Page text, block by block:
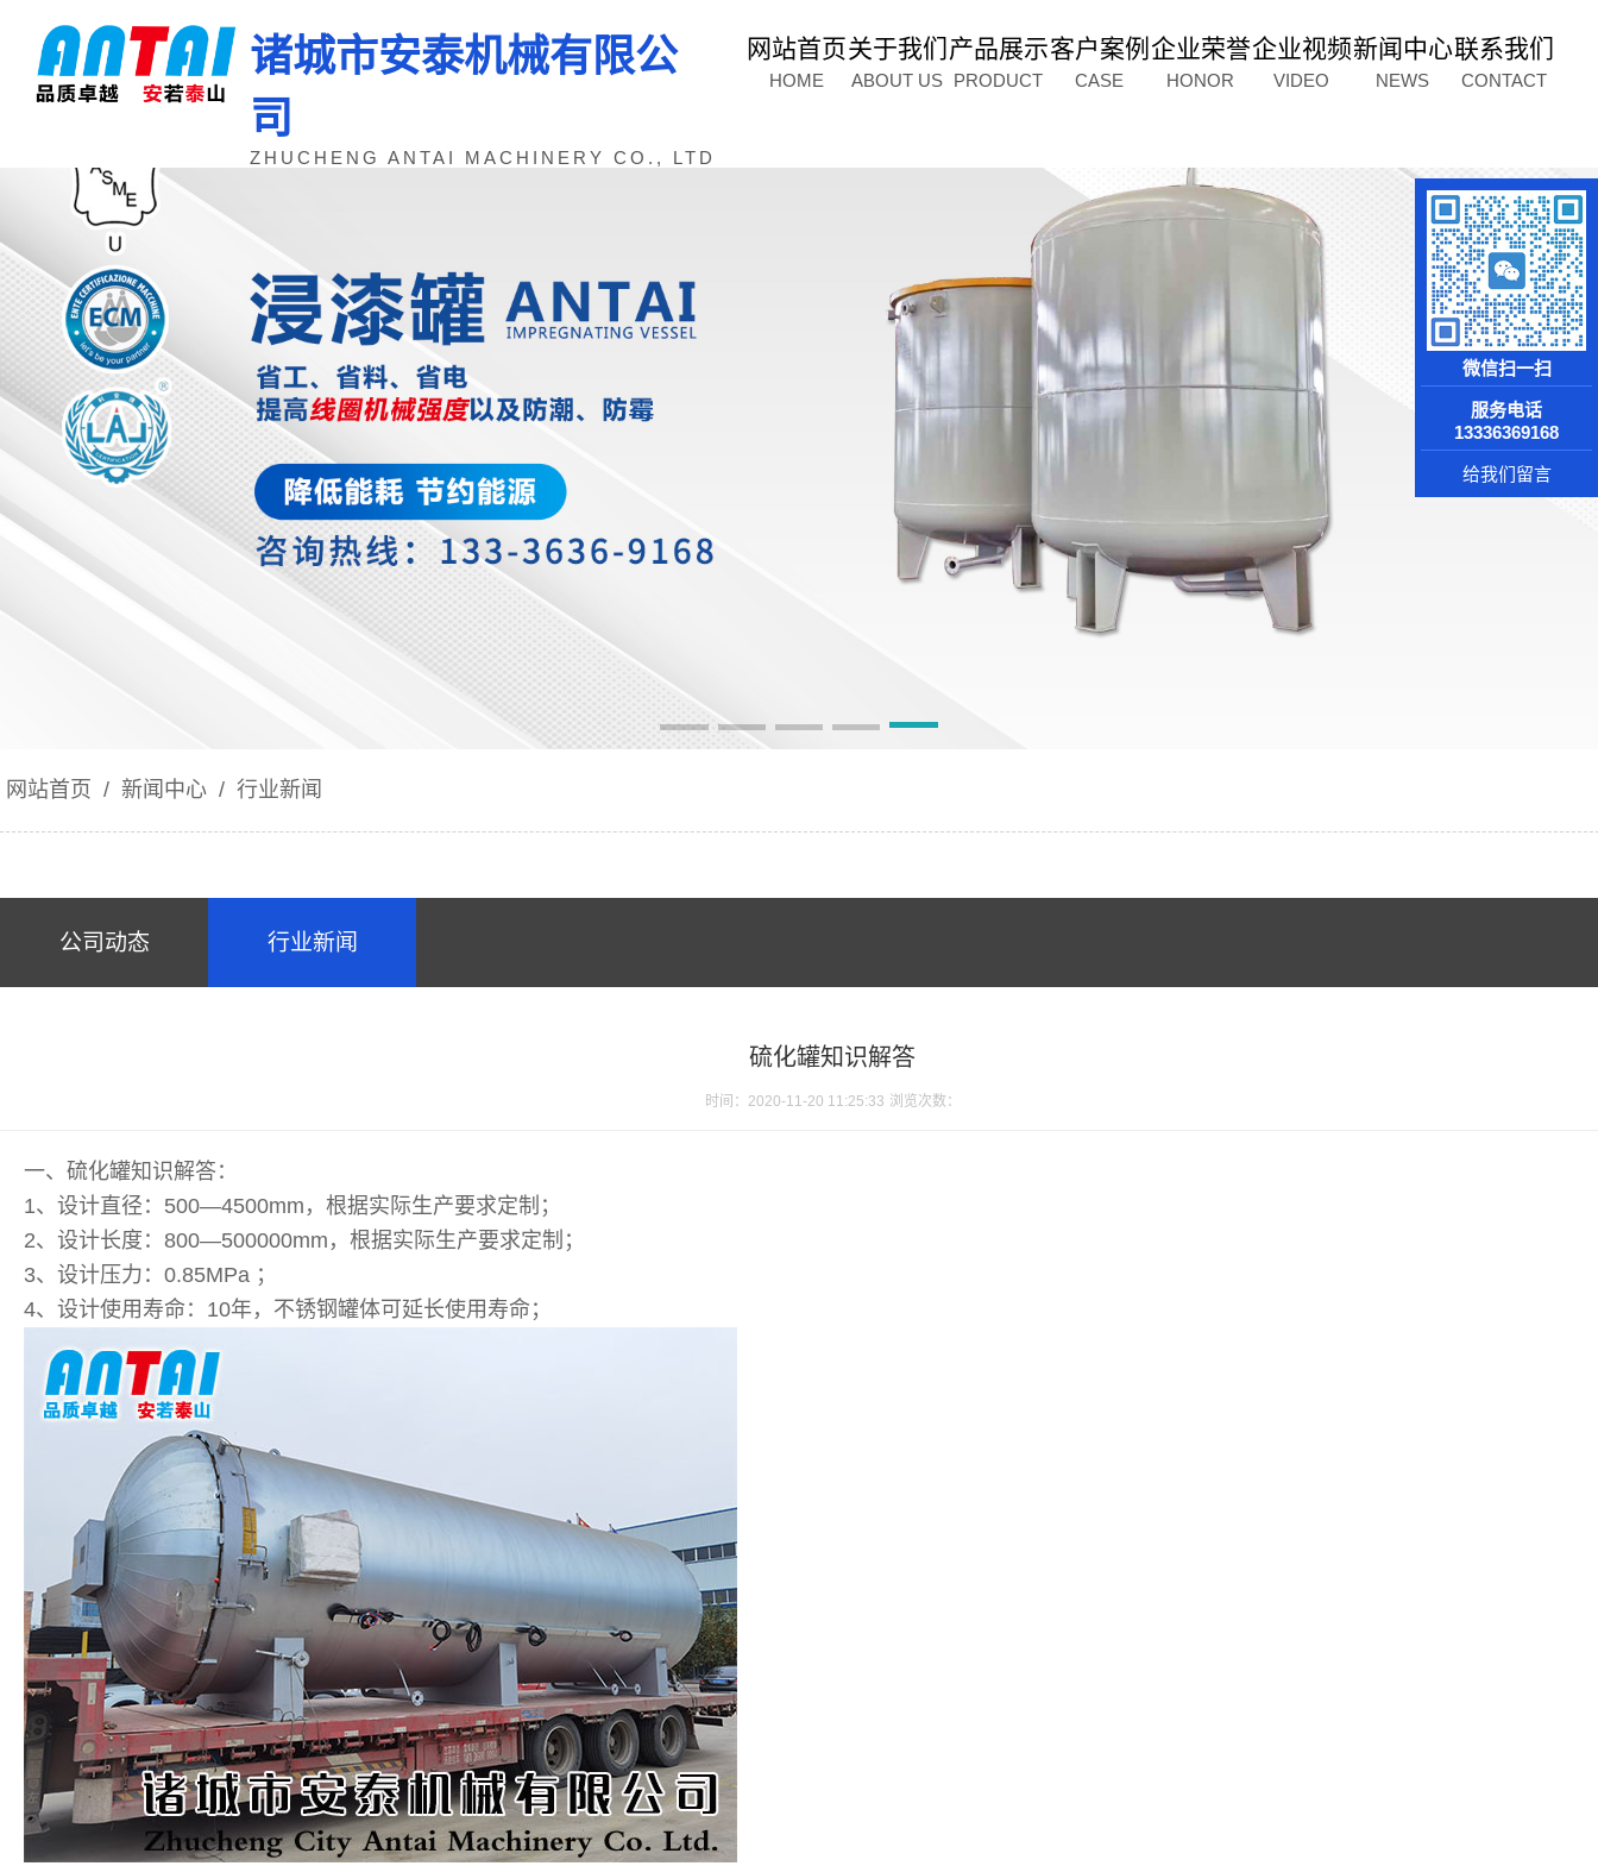
诸城市安泰机械有限公
司
ZHUCHENG ANTAI MACHINERY CO., LTD
网站首页
HOME
关于我们
ABOUT US
产品展示
PRODUCT
客户案例
CASE
企业荣誉
HONOR
企业视频
VIDEO
新闻中心
NEWS
联系我们
CONTACT
网站首页 / 新闻中心 / 行业新闻
公司动态 行业新闻
硫化罐知识解答
时间：2020-11-20 11:25:33 浏览次数：
一、硫化罐知识解答：
1、设计直径：500—4500mm，根据实际生产要求定制；
2、设计长度：800—500000mm，根据实际生产要求定制；
3、设计压力：0.85MPa ；
4、设计使用寿命：10年，不锈钢罐体可延长使用寿命；
微信扫一扫
服务电话
13336369168
给我们留言